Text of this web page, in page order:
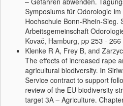
Symposiums für Odorologie
Hochschule Bonn-Rhein-Sieg.
Arbeitsgemeinschaft
Kovač, Hamburg, pp 253 - 266
Klenke R A, Frey B, and
The effects of increased rape
agricultural biodiversity. In
Service contract to support
review of the EU biodiversity
target 3A – Agriculture.